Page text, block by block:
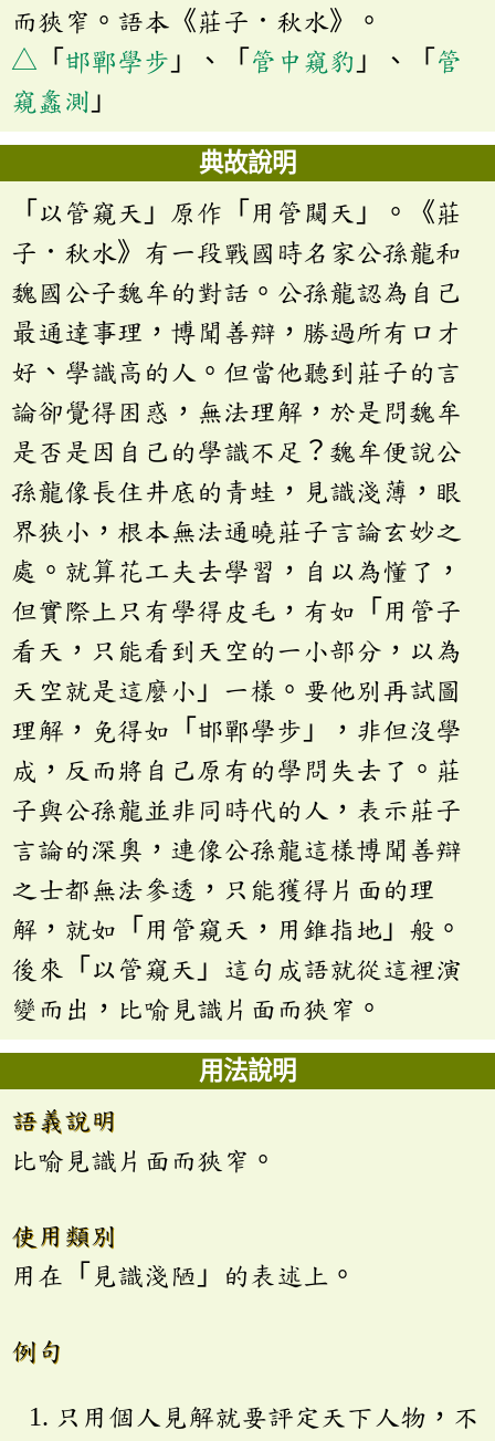
而狹窄。語本《莊子．秋水》。
△ 「 邯鄲學步 」、「 管中窺豹 」、「 管
窺蠡測 」
典故說明
「以管窺天」原作「用管闚天」。《莊
子．秋水》有一段戰國時名家公孫龍和
魏國公子魏牟的對話。公孫龍認為自己
最通達事理，博聞善辯，勝過所有口才
好、學識高的人。但當他聽到莊子的言
論卻覺得困惑，無法理解，於是問魏牟
是否是因自己的學識不足？魏牟便說公
孫龍像長住井底的青蛙，見識淺薄，眼
界狹小，根本無法通曉莊子言論玄妙之
處。就算花工夫去學習，自以為懂了，
但實際上只有學得皮毛，有如「用管子
看天，只能看到天空的一小部分，以為
天空就是這麼小」一樣。要他別再試圖
理解，免得如「邯鄲學步」，非但沒學
成，反而將自己原有的學問失去了。莊
子與公孫龍並非同時代的人，表示莊子
言論的深奧，連像公孫龍這樣博聞善辯
之士都無法參透，只能獲得片面的理
解，就如「用管窺天，用錐指地」般。
後來「以管窺天」這句成語就從這裡演
變而出，比喻見識片面而狹窄。
用法說明
語義說明
比喻見識片面而狹窄。
使用類別
用在「見識淺陋」的表述上。
例句
只用個人見解就要評定天下人物，不